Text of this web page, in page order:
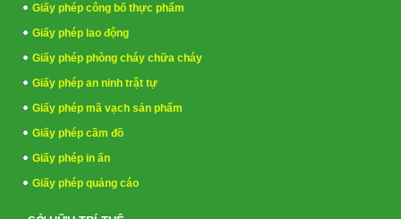
Giấy phép công bố thực phẩm
Giấy phép lao động
Giấy phép phòng cháy chữa cháy
Giấy phép an ninh trật tự
Giấy phép mã vạch sản phẩm
Giấy phép cầm đồ
Giấy phép in ấn
Giấy phép quảng cáo